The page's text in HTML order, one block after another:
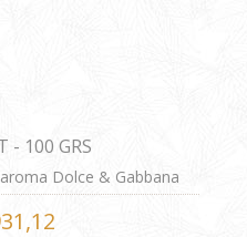
- 100 GRS
Dolce & Gabbana
®. Alta performance
tienen carácter